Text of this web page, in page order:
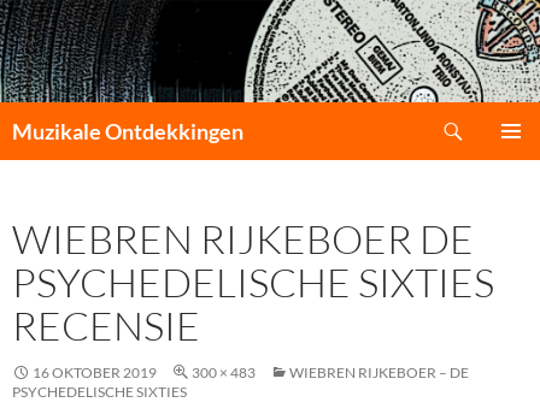
Muzikale Ontdekkingen
INHOUD
WIEBREN RIJKEBOER DE
PSYCHEDELISCHE SIXTIES
RECENSIE
16 OKTOBER 2019 300 × 483
WIEBREN RIJKEBOER – DE
PSYCHEDELISCHE SIXTIES